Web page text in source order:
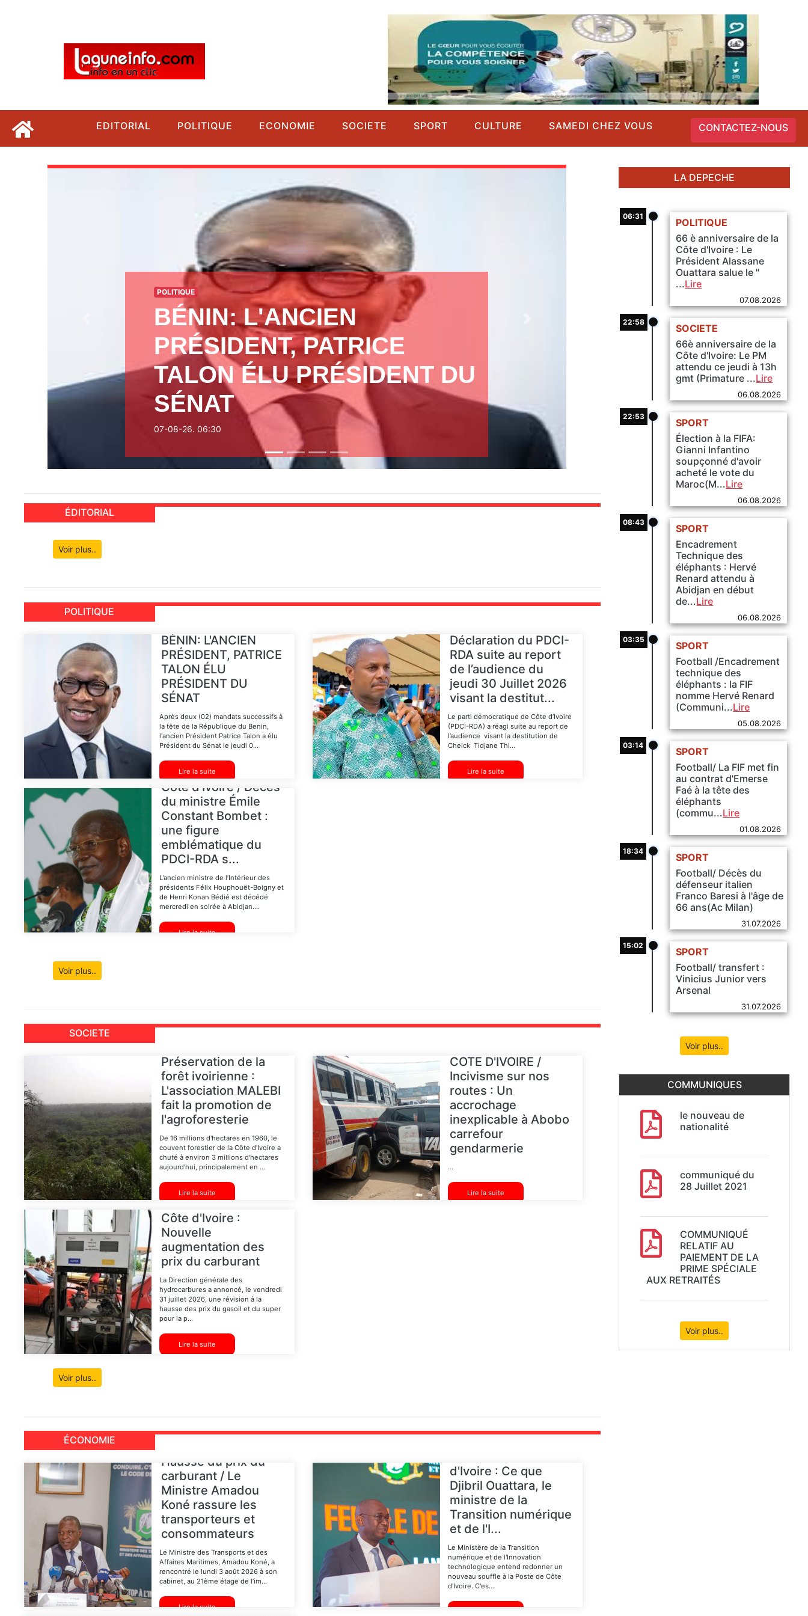
EDITORIAL POLITIQUE ECONOMIE SOCIETE SPORT CULTURE SAMEDI CHEZ VOUS CONTACTEZ-NOUS
POLITIQUE
BÉNIN: L'ANCIEN
PRÉSIDENT, PATRICE
TALON ÉLU PRÉSIDENT DU
SÉNAT
07-08-26. 06:30
ÉDITORIAL
Voir plus..
POLITIQUE
BÉNIN: L'ANCIEN
PRÉSIDENT, PATRICE
TALON ÉLU
PRÉSIDENT DU
SÉNAT
Après deux (02) mandats successifs à
la tête de la République du Benin,
l'ancien Président Patrice Talon a élu
Président du Sénat le jeudi 0...
Lire la suite
Déclaration du PDCI-
RDA suite au report
de l’audience du
jeudi 30 Juillet 2026
visant la destitut...
Le parti démocratique de Côte d’Ivoire
(PDCI-RDA) a réagi suite au report de
l’audience visant la destitution de
Cheick Tidjane Thi...
Lire la suite
Côte d'Ivoire / Décès
du ministre Émile
Constant Bombet :
une figure
emblématique du
PDCI-RDA s...
L’ancien ministre de l’Intérieur des
présidents Félix Houphouët-Boigny et
de Henri Konan Bédié est décédé
mercredi en soirée à Abidjan....
Lire la suite
Voir plus..
SOCIETE
Préservation de la
forêt ivoirienne :
L'association MALEBI
fait la promotion de
l'agroforesterie
De 16 millions d'hectares en 1960, le
couvent forestier de la Côte d'Ivoire a
chuté à environ 3 millions d'hectares
aujourd'hui, principalement en ...
Lire la suite
COTE D'IVOIRE /
Incivisme sur nos
routes : Un
accrochage
inexplicable à Abobo
carrefour
gendarmerie
...
Lire la suite
Côte d'Ivoire :
Nouvelle
augmentation des
prix du carburant
La Direction générale des
hydrocarbures a annoncé, le vendredi
31 juillet 2026, une révision à la
hausse des prix du gasoil et du super
pour la p...
Lire la suite
Voir plus..
ÉCONOMIE
Hausse du prix du
carburant / Le
Ministre Amadou
Koné rassure les
transporteurs et
consommateurs
Le Ministre des Transports et des
Affaires Maritimes, Amadou Koné, a
rencontré le lundi 3 août 2026 à son
cabinet, au 21ème étage de l’im...
Lire la suite
d'Ivoire : Ce que
Djibril Ouattara, le
ministre de la
Transition numérique
et de l'I...
Le Ministère de la Transition
numérique et de l'Innovation
technologique entend redonner un
nouveau souffle à la Poste de Côte
d'Ivoire. C'es...
CÔTE D’IVOIRE /
LA DEPECHE
POLITIQUE
66 è anniversaire de la
Côte d'Ivoire : Le
Président Alassane
Ouattara salue le "
...Lire
07.08.2026
06:31
SOCIETE
66è anniversaire de la
Côte d'Ivoire: Le PM
attendu ce jeudi à 13h
gmt (Primature ...Lire
06.08.2026
22:58
SPORT
Élection à la FIFA:
Gianni Infantino
soupçonné d'avoir
acheté le vote du
Maroc(M...Lire
06.08.2026
22:53
SPORT
Encadrement
Technique des
éléphants : Hervé
Renard attendu à
Abidjan en début
de...Lire
06.08.2026
08:43
SPORT
Football /Encadrement
technique des
éléphants : la FIF
nomme Hervé Renard
(Communi...Lire
05.08.2026
03:35
SPORT
Football/ La FIF met fin
au contrat d'Emerse
Faé à la tête des
éléphants
(commu...Lire
01.08.2026
03:14
SPORT
Football/ Décès du
défenseur italien
Franco Baresi à l'âge de
66 ans(Ac Milan)
31.07.2026
18:34
SPORT
Football/ transfert :
Vinicius Junior vers
Arsenal
31.07.2026
15:02
Voir plus..
COMMUNIQUES
le nouveau de
nationalité
communiqué du
28 Juillet 2021
COMMUNIQUÉ
RELATIF AU
PAIEMENT DE LA
PRIME SPÉCIALE
AUX RETRAITÉS
Voir plus..